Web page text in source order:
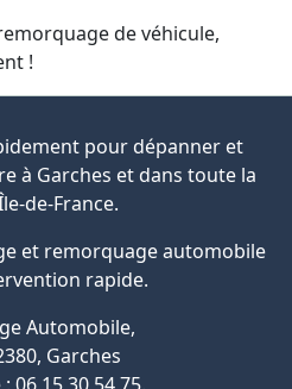
de véhicule,
!
pour dépanner et
à Garches et dans toute la
de-France.
et remorquage automobile
rapide.
Automobile,
, Garches
06 15 30 54 75.